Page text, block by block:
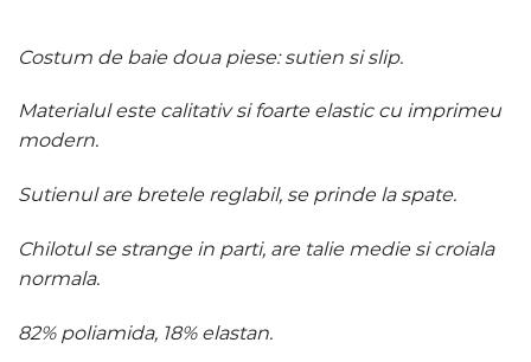
Costum de baie doua piese: sutien si slip.
Materialul este calitativ si foarte elastic cu imprimeu
modern.
Sutienul are bretele reglabil, se prinde la spate.
Chilotul se strange in parti, are talie medie si croiala
normala.
82% poliamida, 18% elastan.